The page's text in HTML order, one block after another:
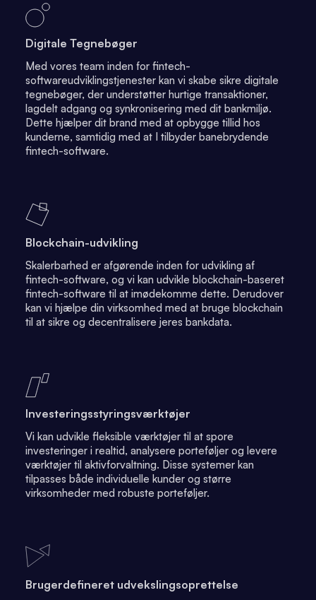
Digitale Tegnebøger
Med vores team inden for fintech-
softwareudviklingstjenester kan vi skabe sikre digitale
tegnebøger, der understøtter hurtige transaktioner,
lagdelt adgang og synkronisering med dit bankmiljø.
Dette hjælper dit brand med at opbygge tillid hos
kunderne, samtidig med at I tilbyder banebrydende
fintech-software.
Blockchain-udvikling
Skalerbarhed er afgørende inden for udvikling af
fintech-software, og vi kan udvikle blockchain-baseret
fintech-software til at imødekomme dette. Derudover
kan vi hjælpe din virksomhed med at bruge blockchain
til at sikre og decentralisere jeres bankdata.
Investeringsstyringsværktøjer
Vi kan udvikle fleksible værktøjer til at spore
investeringer i realtid, analysere porteføljer og levere
værktøjer til aktivforvaltning. Disse systemer kan
tilpasses både individuelle kunder og større
virksomheder med robuste porteføljer.
Brugerdefineret udvekslingsoprettelse